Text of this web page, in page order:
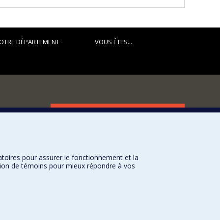
broad approach nourished by anthropology, cultural
between painting and gardens from antiquity to the
cave in art from the Renaissance to the present day.
DÉPARTEMENT VOUS ÊTES...
FACULTÉ DES ARTS ET DES SCIENCES
Nos programmes et cours
pour assurer le fonctionnement et la
de témoins pour mieux répondre à vos